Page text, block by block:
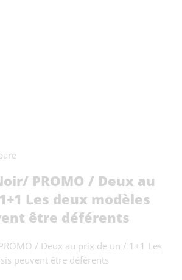
PROMO / Deux au
Les deux modèles
être déférents
/ Deux au prix de un / 1+1 Les
peuvent être déférents